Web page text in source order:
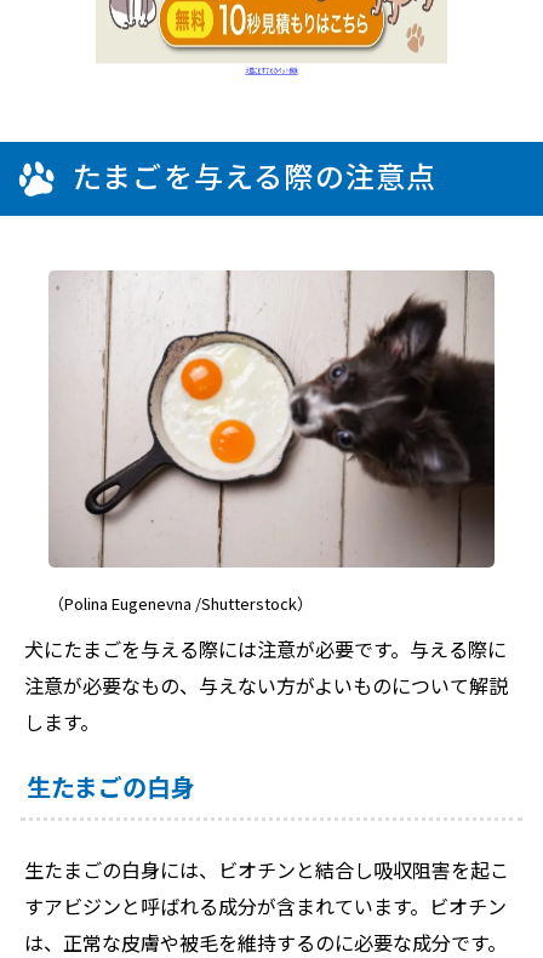
たまごを与える際の注意点
（Polina Eugenevna /Shutterstock）
犬にたまごを与える際には注意が必要です。与える際に
注意が必要なもの、与えない方がよいものについて解説
します。
生たまごの白身
生たまごの白身には、ビオチンと結合し吸収阻害を起こ
すアビジンと呼ばれる成分が含まれています。ビオチン
は、正常な皮膚や被毛を維持するのに必要な成分です。